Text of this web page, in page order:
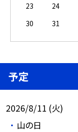
23
24
30
31
予定
2026/8/11 (火)
山の日